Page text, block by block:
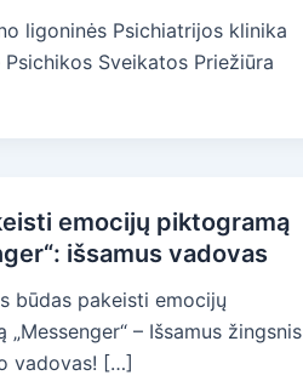
ligoninės Psichiatrijos klinika
Sveikatos Priežiūra
emocijų piktogramą
išsamus vadovas
būdas pakeisti emocijų
„Messenger“ – Išsamus žingsnis
vadovas! […]